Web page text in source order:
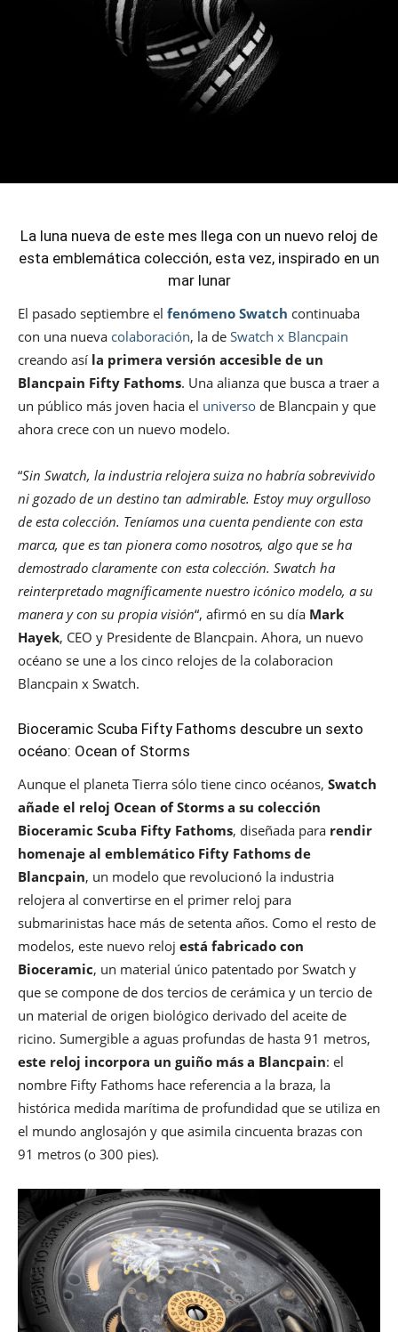
La luna nueva de este mes llega con un nuevo reloj de
esta emblemática colección, esta vez, inspirado en un
mar lunar
El pasado septiembre el fenómeno Swatch continuaba
con una nueva colaboración, la de Swatch x Blancpain
creando así la primera versión accesible de un
Blancpain Fifty Fathoms. Una alianza que busca a traer a
un público más joven hacia el universo de Blancpain y que
ahora crece con un nuevo modelo.
“Sin Swatch, la industria relojera suiza no habría sobrevivido
ni gozado de un destino tan admirable. Estoy muy orgulloso
de esta colección. Teníamos una cuenta pendiente con esta
marca, que es tan pionera como nosotros, algo que se ha
demostrado claramente con esta colección. Swatch ha
reinterpretado magníficamente nuestro icónico modelo, a su
manera y con su propia visión“, afirmó en su día Mark
Hayek, CEO y Presidente de Blancpain. Ahora, un nuevo
océano se une a los cinco relojes de la colaboracion
Blancpain x Swatch.
Bioceramic Scuba Fifty Fathoms descubre un sexto
océano: Ocean of Storms
Aunque el planeta Tierra sólo tiene cinco océanos, Swatch
añade el reloj Ocean of Storms a su colección
Bioceramic Scuba Fifty Fathoms, diseñada para rendir
homenaje al emblemático Fifty Fathoms de
Blancpain, un modelo que revolucionó la industria
relojera al convertirse en el primer reloj para
submarinistas hace más de setenta años. Como el resto de
modelos, este nuevo reloj está fabricado con
Bioceramic, un material único patentado por Swatch y
que se compone de dos tercios de cerámica y un tercio de
un material de origen biológico derivado del aceite de
ricino. Sumergible a aguas profundas de hasta 91 metros,
este reloj incorpora un guiño más a Blancpain: el
nombre Fifty Fathoms hace referencia a la braza, la
histórica medida marítima de profundidad que se utiliza en
el mundo anglosajón y que asimila cincuenta brazas con
91 metros (o 300 pies).